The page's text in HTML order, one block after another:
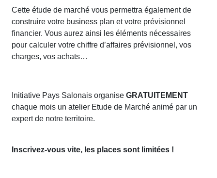
Cette étude de marché vous permettra également de
construire votre business plan et votre prévisionnel
financier. Vous aurez ainsi les éléments nécessaires
pour calculer votre chiffre d’affaires prévisionnel, vos
charges, vos achats…
Initiative Pays Salonais organiseGRATUITEMENT
chaque mois un atelier Etude de Marché animé par un
expert de notre territoire.
Inscrivez-vous vite, les places sont limitées !